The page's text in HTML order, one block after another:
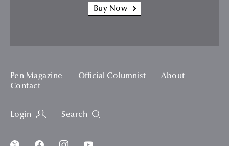
Buy Now
Pen Magazine Official Columnist
About
Contact
Login Search